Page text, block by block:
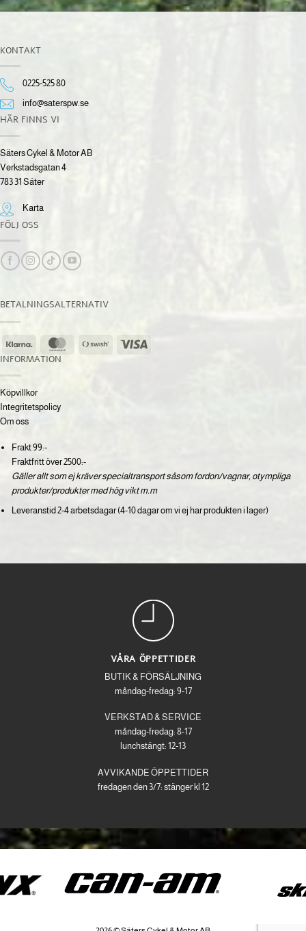
KONTAKT
0225-525 80
info@saterspw.se
HÄR FINNS VI
Säters Cykel & Motor AB
Verkstadsgatan 4
783 31 Säter
Karta
FÖLJ OSS
BETALNINGSALTERNATIV
Klarna MasterCardSwish
(SE)
INFORMATION
Köpvillkor
Integritetspolicy
Om oss
Frakt 99:-
Fraktfritt över 2500:-
Gäller allt som ej kräver specialtransport såsom fordon/vagnar, otympliga
produkter/produkter med hög vikt m.m
Leveranstid 2-4 arbetsdagar (4-10 dagar om vi ej har produkten i lager)
VÅRA ÖPPETTIDER
BUTIK & FÖRSÄLJNING
måndag-fredag: 9-17
VERKSTAD & SERVICE
måndag-fredag: 8-17
lunchstängt: 12-13
AVVIKANDE ÖPPETTIDER
fredagen den 3/7: stänger kl 12